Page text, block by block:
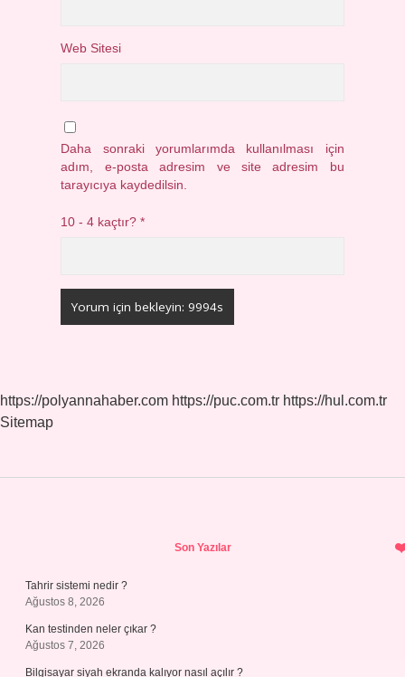
Web Sitesi
Daha sonraki yorumlarımda kullanılması için
adım, e-posta adresim ve site adresim bu
tarayıcıya kaydedilsin.
10 - 4 kaçtır?*
https://polyannahaber.com https://puc.com.tr https://hul.com.tr
Sitemap
Son Yazılar
Tahrir sistemi nedir ?
Ağustos 8, 2026
Kan testinden neler çıkar ?
Ağustos 7, 2026
Bilgisayar siyah ekranda kalıyor nasıl açılır ?